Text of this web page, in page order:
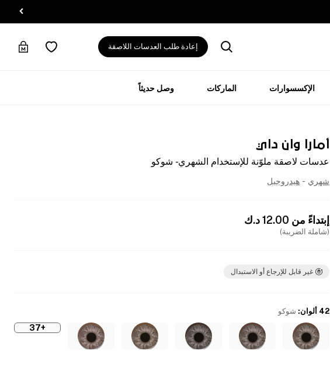
إعادة طلب العدسات اللاصقة
الإكسسوارات الماركات وصل حديثاً
أمارا وان داي
عدسات لاصقة ملوّنة للإستخدام الشهري - شوكو
شهري - هيدروجيل
إبتداءً من 12.00د.ك
(شاملة الضريبة)
غير قابل للإرجاع أو الاستبدال
42 ألوان : شوكو
+37